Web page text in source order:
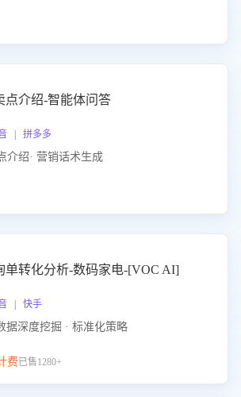
点介绍-智能体问答
| 拼多多
介绍· 营销话术生成
单转化分析-数码家电-[VOC AI]
| 快手
据深度挖掘 · 标准化策略
费已售1280+